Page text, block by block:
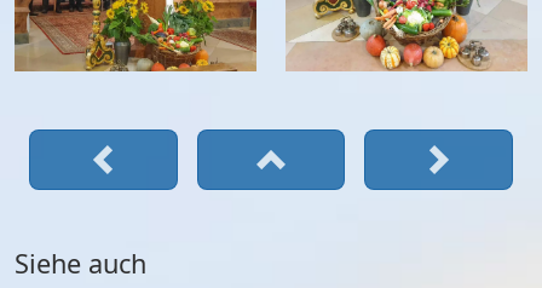
Siehe auch